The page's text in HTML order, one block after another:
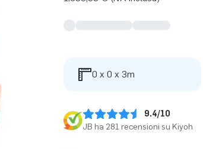
0 x 0 x 3m
9.4/10
JB ha 281 recensioni su Kiyoh